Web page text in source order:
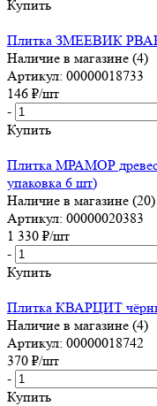
Купить
Плитка ЗМЕЕВИК
Наличие в магазине (4)
Артикул: 00000018733
146 ₽/шт
-
Купить
Плитка МРАМОР
упаковка 6 шт)
Наличие в магазине (20)
Артикул: 00000020383
1 330 ₽/шт
-
Купить
Плитка КВАРЦИТ
Наличие в магазине (4)
Артикул: 00000018742
370 ₽/шт
-
Купить